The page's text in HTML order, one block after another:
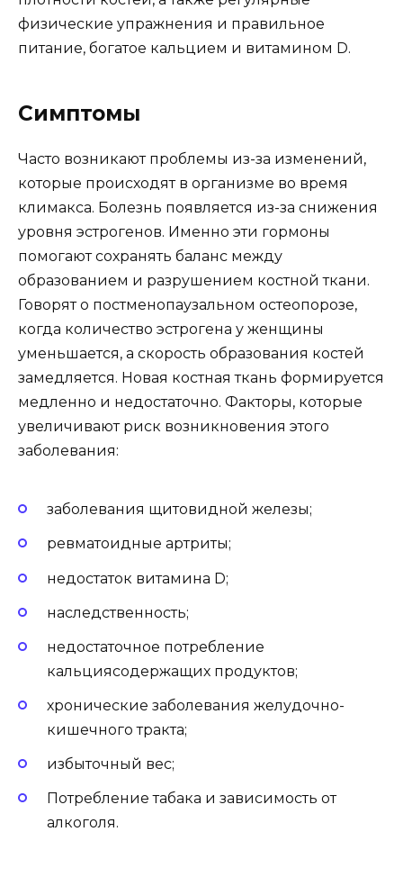
физические упражнения и правильное
питание, богатое кальцием и витамином D.
Cимптомы
Часто возникают проблемы из-за изменений,
которые происходят в организме во время
климакса. Болезнь появляется из-за снижения
уровня эстрогенов. Именно эти гормоны
помогают сохранять баланс между
образованием и разрушением костной ткани.
Говорят о постменопаузальном остеопорозе,
когда количество эстрогена у женщины
уменьшается, а скорость образования костей
замедляется. Новая костная ткань формируется
медленно и недостаточно. Факторы, которые
увеличивают риск возникновения этого
заболевания:
заболевания щитовидной железы;
ревматоидные артриты;
недостаток витамина D;
наследственность;
недостаточное потребление
кальциясодержащих продуктов;
хронические заболевания желудочно-
кишечного тракта;
избыточный вес;
Потребление табака и зависимость от
алкоголя.